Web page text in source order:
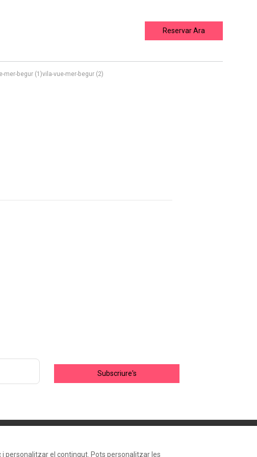
Reservar Ara
mer-begur (1)vila-vue-mer-begur (2)
Subscriure's
personalitzar el contingut. Pots personalitzar les